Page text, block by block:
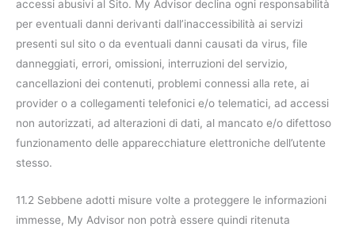
accessi abusivi al Sito. My Advisor declina ogni responsabilità
per eventuali danni derivanti dall’inaccessibilità ai servizi
presenti sul sito o da eventuali danni causati da virus, file
danneggiati, errori, omissioni, interruzioni del servizio,
cancellazioni dei contenuti, problemi connessi alla rete, ai
provider o a collegamenti telefonici e/o telematici, ad accessi
non autorizzati, ad alterazioni di dati, al mancato e/o difettoso
funzionamento delle apparecchiature elettroniche dell’utente
stesso.
11.2 Sebbene adotti misure volte a proteggere le informazioni
immesse, My Advisor non potrà essere quindi ritenuta